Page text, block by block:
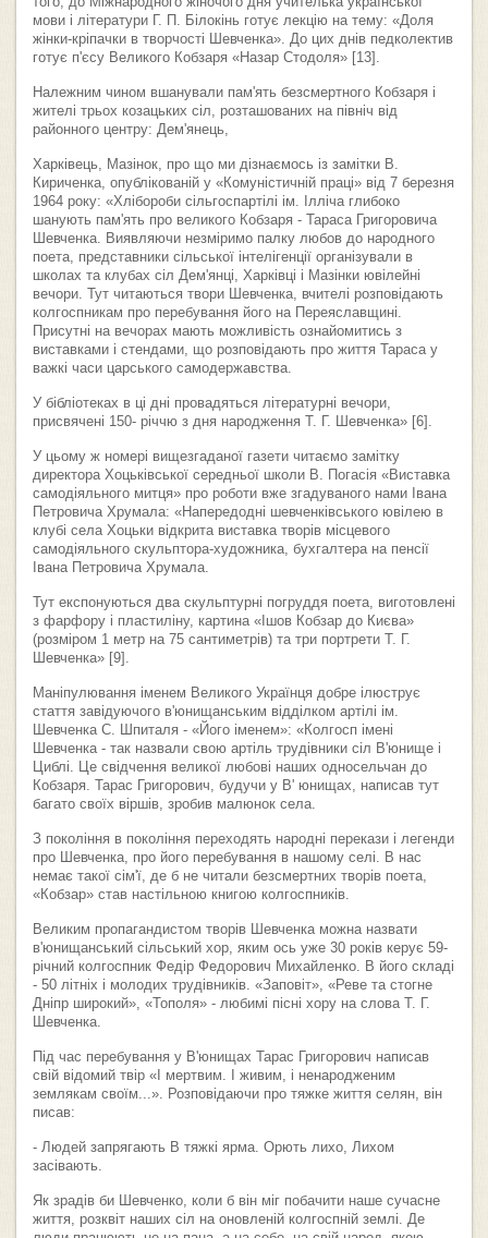
мови і літератури Г. П. Білокінь готує лекцію на тему: «Доля
жінки-кріпачки в творчості Шевченка». До цих днів педколектив
готує п'єсу Великого Кобзаря «Назар Стодоля» [13].
Належним чином вшанували пам'ять безсмертного Кобзаря і
жителі трьох козацьких сіл, розташованих на північ від
районного центру: Дем'янець,
Харківець, Мазінок, про що ми дізнаємось із замітки В.
Кириченка, опублікованій у «Комуністичній праці» від 7 березня
1964 року: «Хлібороби сільгоспартілі ім. Ілліча глибоко
шанують пам'ять про великого Кобзаря - Тараса Григоровича
Шевченка. Виявляючи незміримо палку любов до народного
поета, представники сільської інтелігенції організували в
школах та клубах сіл Дем'янці, Харківці і Мазінки ювілейні
вечори. Тут читаються твори Шевченка, вчителі розповідають
колгоспникам про перебування його на Переяславщині.
Присутні на вечорах мають можливість ознайомитись з
виставками і стендами, що розповідають про життя Тараса у
важкі часи царського самодержавства.
У бібліотеках в ці дні провадяться літературні вечори,
присвячені 150- річчю з дня народження Т. Г. Шевченка» [6].
У цьому ж номері вищезгаданої газети читаємо замітку
директора Хоцьківської середньої школи В. Погасія «Виставка
самодіяльного митця» про роботи вже згадуваного нами Івана
Петровича Хрумала: «Напередодні шевченківського ювілею в
клубі села Хоцьки відкрита виставка творів місцевого
самодіяльного скульптора-художника, бухгалтера на пенсії
Івана Петровича Хрумала.
Тут експонуються два скульптурні погруддя поета, виготовлені
з фарфору і пластиліну, картина «Ішов Кобзар до Києва»
(розміром 1 метр на 75 сантиметрів) та три портрети Т. Г.
Шевченка» [9].
Маніпулювання іменем Великого Українця добре ілюструє
стаття завідуючого в'юнищанським відділком артілі ім.
Шевченка С. Шпиталя - «Його іменем»: «Колгосп імені
Шевченка - так назвали свою артіль трудівники сіл В'юнище і
Циблі. Це свідчення великої любові наших односельчан до
Кобзаря. Тарас Григорович, будучи у В' юнищах, написав тут
багато своїх віршів, зробив малюнок села.
З покоління в покоління переходять народні перекази і легенди
про Шевченка, про його перебування в нашому селі. В нас
немає такої сім'ї, де б не читали безсмертних творів поета,
«Кобзар» став настільною книгою колгоспників.
Великим пропагандистом творів Шевченка можна назвати
в'юнищанський сільський хор, яким ось уже 30 років керує 59-
річний колгоспник Федір Федорович Михайленко. В його складі
- 50 літніх і молодих трудівників. «Заповіт», «Реве та стогне
Дніпр широкий», «Тополя» - любимі пісні хору на слова Т. Г.
Шевченка.
Під час перебування у В'юнищах Тарас Григорович написав
свій відомий твір «І мертвим. І живим, і ненародженим
землякам своїм...». Розповідаючи про тяжке життя селян, він
писав:
- Людей запрягають В тяжкі ярма. Орють лихо, Лихом
засівають.
Як зрадів би Шевченко, коли б він міг побачити наше сучасне
життя, розквіт наших сіл на оновленій колгоспній землі. Де